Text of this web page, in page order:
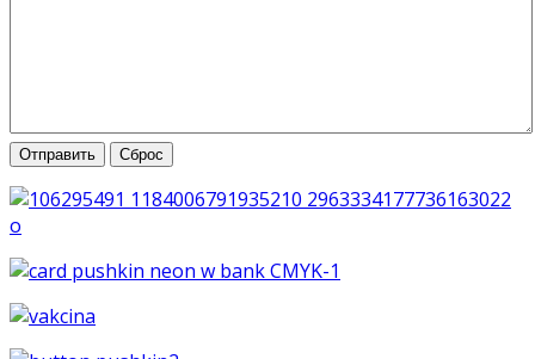
Отправить Сброс